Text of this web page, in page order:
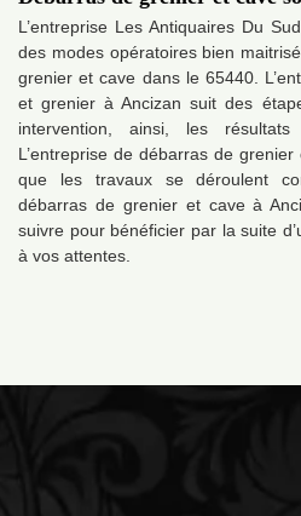
L’entreprise Les Antiquaires Du
des modes opératoires bien
grenier et cave dans le 65440.
et grenier à Ancizan suit des
intervention, ainsi, les
L’entreprise de débarras de
que les travaux se déroulent
débarras de grenier et cave à
suivre pour bénéficier par la suite
à vos attentes.